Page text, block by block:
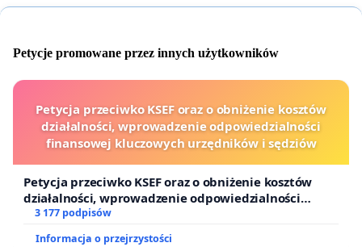
Petycje promowane przez innych użytkowników
Petycja przeciwko KSEF oraz o obniżenie kosztów
działalności, wprowadzenie odpowiedzialności
finansowej kluczowych urzędników i sędziów
Petycja przeciwko KSEF oraz o obniżenie kosztów
działalności, wprowadzenie odpowiedzialności
finansowej kluczowych urzędników i sędziów
3 177 podpisów
Informacja o przejrzystości